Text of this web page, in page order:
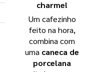
charme!
Um cafezinho
feito na hora,
combina com
uma caneca de
porcelana